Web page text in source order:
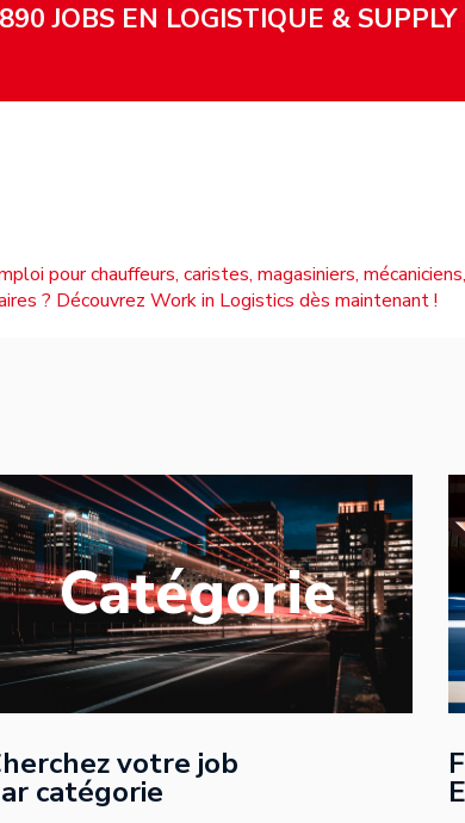
JOBS EN LOGISTIQUE &
pour chauffeurs, caristes, magasiniers,
? Découvrez Work in Logistics dès maintenant !
Catégorie
votre job
catégorie